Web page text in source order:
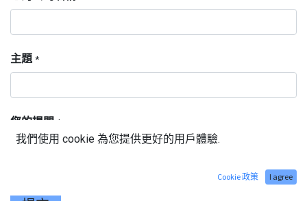
主題 *
您的提問 *
我們使用 cookie 為您提供更好的用戶體驗.
Cookie 政策 I agree